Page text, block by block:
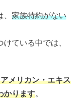
、家族特約がない
ている中では、
メリカン・エキス
かります。